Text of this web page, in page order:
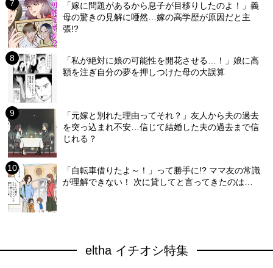
「嫁に問題があるから息子が目移りしたのよ！」義
母の驚きの見解に唖然…嫁の高学歴が原因だと主
張!?
「私が絶対に娘の可能性を開花させる…！」娘に高
額を注ぎ自分の夢を押しつけた母の大誤算
「元嫁と別れた理由ってそれ？」友人から夫の過去
を突っ込まれ不安…信じて結婚した夫の過去まで信
じれる？
「自転車借りたよ～！」って勝手に!? ママ友の常識
が理解できない！ 次に貸してと言ってきたのは…
eltha イチオシ特集